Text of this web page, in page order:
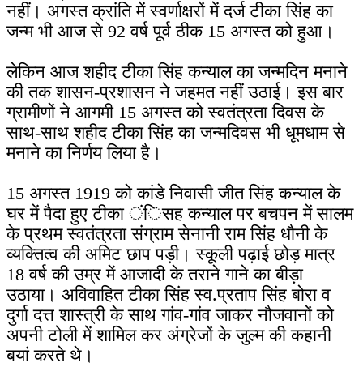
नहीं। अगस्त क्रांति में स्वर्णाक्षरों में दर्ज टीका सिंह का
जन्म भी आज से 92 वर्ष पूर्व ठीक 15 अगस्त को हुआ।
लेकिन आज शहीद टीका सिंह कन्याल का जन्मदिन मनाने
की तक शासन-प्रशासन ने जहमत नहीं उठाई। इस बार
ग्रामीणों ने आगमी 15 अगस्त को स्वतंत्रता दिवस के
साथ-साथ शहीद टीका सिंह का जन्मदिवस भी धूमधाम से
मनाने का निर्णय लिया है।
15 अगस्त 1919 को कांडे निवासी जीत सिंह कन्याल के
घर में पैदा हुए टीका ंिसह कन्याल पर बचपन में सालम
के प्रथम स्वतंत्रता संग्राम सेनानी राम सिंह धौनी के
व्यक्तित्व की अमिट छाप पड़ी। स्कूली पढ़ाई छोड़ मात्र
18 वर्ष की उम्र में आजादी के तराने गाने का बीड़ा
उठाया। अविवाहित टीका सिंह स्व.प्रताप सिंह बोरा व
दुर्गा दत्त शास्त्री के साथ गांव-गांव जाकर नौजवानों को
अपनी टोली में शामिल कर अंग्रेजों के जुल्म की कहानी
बयां करते थे।